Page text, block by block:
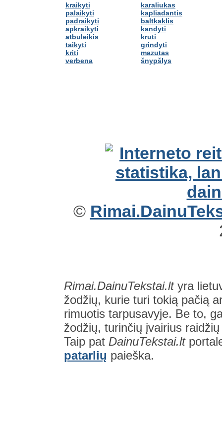
kraikyti
palaikyti
padraikyti
apkraikyti
atbuleikis
taikyti
kriti
verbena
karaliukas
kapliadantis
baltkaklis
kandyti
kruti
grindyti
mazutas
šnypšlys
©
Rimai.DainuTekstai.ltyra
žodžių, kurie turi tokią pačią
rimuotis tarpusavyje. Be to,
žodžių, turinčių įvairius
Taip pat DainuTekstai.lt
patarlių paieška.